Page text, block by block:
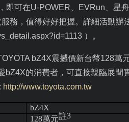
即可在U-POWER EVRun 、星
務，值得好好把握。詳細活動辦
）。
bZ4X震撼價新台幣128萬
bZ4X的消費者，可直接親臨展間
: http://www.toyota.com.tw
bZ4X
128萬元註3